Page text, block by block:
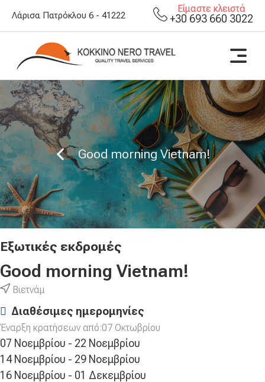
Λάρισα Πατρόκλου 6 - 41222 +30 693 660 3022
Είμαστε κλειστά
Good morning Vietnam!
Εξωτικές εκδρομές
Good morning Vietnam!
Βιετνάμ
Διαθέσιμες ημερομηνίες
Έναρξη κρατήσεων από:07 Οκτωβρίου
07 Νοεμβρίου - 22 Νοεμβρίου
14 Νοεμβρίου - 29 Νοεμβρίου
16 Νοεμβρίου - 01 Δεκεμβρίου